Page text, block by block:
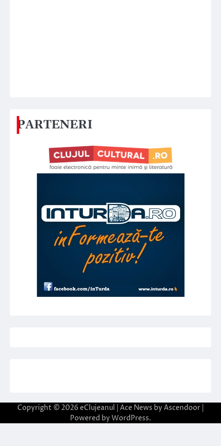
PARTENERI
Copyright © 2026 eClujeanul | Ace News by Ascendoor
Powered by WordPress.